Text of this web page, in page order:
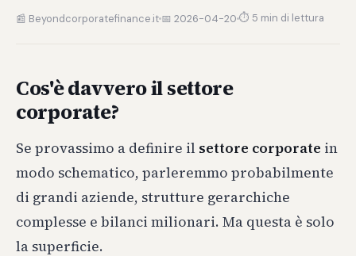
📰 Beyondcorporatefinance.it 📅 2026-04-20 ⏱ 5 min di lettura
Cos'è davvero il settore
corporate?
Se provassimo a definire il settore corporate in
modo schematico, parleremmo probabilmente
di grandi aziende, strutture gerarchiche
complesse e bilanci milionari. Ma questa è solo
la superficie.